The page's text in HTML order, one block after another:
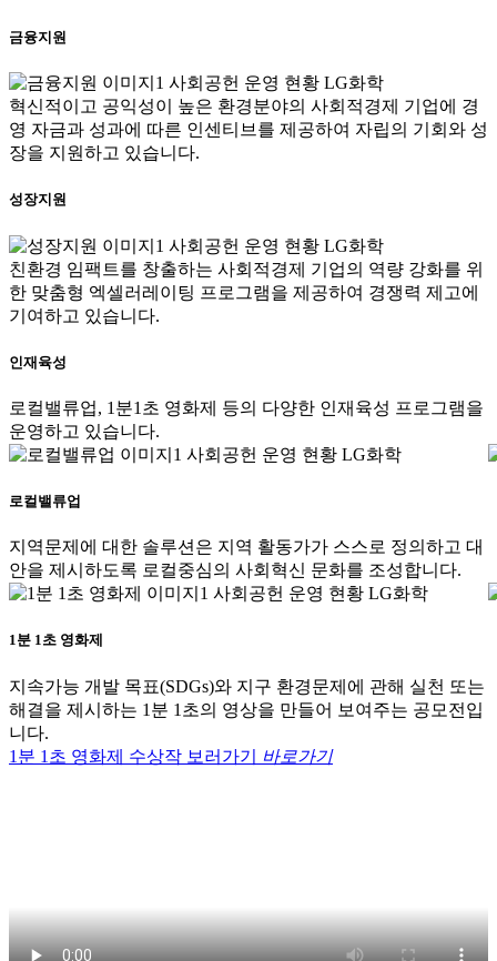
금융지원
혁신적이고 공익성이 높은 환경분야의 사회적경제 기업에 경
영 자금과 성과에 따른 인센티브를 제공하여 자립의 기회와 성
장을 지원하고 있습니다.
성장지원
친환경 임팩트를 창출하는 사회적경제 기업의 역량 강화를 위
한 맞춤형 엑셀러레이팅 프로그램을 제공하여 경쟁력 제고에
기여하고 있습니다.
인재육성
로컬밸류업, 1분1초 영화제 등의 다양한 인재육성 프로그램을
운영하고 있습니다.
로컬밸류업
지역문제에 대한 솔루션은 지역 활동가가 스스로 정의하고 대
안을 제시하도록 로컬중심의 사회혁신 문화를 조성합니다.
1분 1초 영화제
지속가능 개발 목표(SDGs)와 지구 환경문제에 관해 실천 또는
해결을 제시하는 1분 1초의 영상을 만들어 보여주는 공모전입
니다.
1분 1초 영화제 수상작 보러가기
바로가기